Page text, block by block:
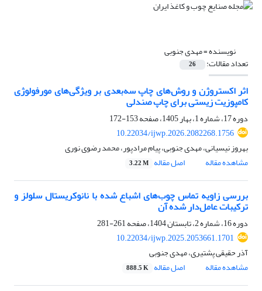
نویسنده =مهدی جنوبی
تعداد مقالات: 26
اثر اکستروژن و روش‌های چاپ سه‌بعدی بر ویژگی‌های مورفولوژی
کامپوزیت زیستی برای چاپ صندلی
دوره 17، شماره 1، بهار 1405، صفحه
153-172
10.22034/ijwp.2026.2082268.1756
بهروز نیسیانی، مهدی جنوبی، پیام مرادپور، محمد رضوی نوری
مشاهده مقاله
اصل مقاله 3.22 M
بررسی زاویه تماس چوب‌های اشباع شده با نانوکریستال سلولز و
ترکیبات عامل‌دار شده آن
دوره 16، شماره 2، تابستان 1404، صفحه
261-281
10.22034/ijwp.2025.2053661.1701
آذر حقیقی پشتیری، مهدی جنوبی
مشاهده مقاله
اصل مقاله 888.5 K